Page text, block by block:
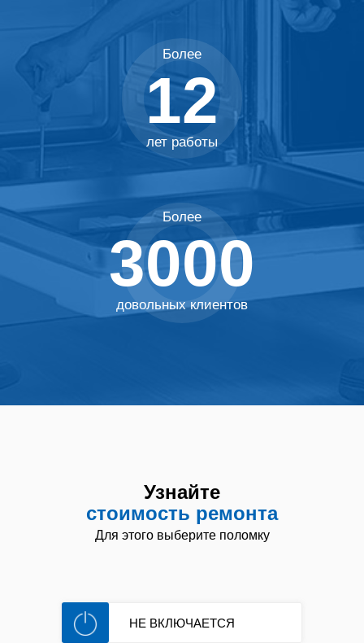
Более
12
лет работы
Более
3000
довольных клиентов
Узнайтестоимость
ремонта
Узнайте
стоимость ремонта
Ремонт посудомоечных машин
Для этого выберите поломку
Ремонт от 700р. Цены ниже
средних на 30%.
НЕ ВКЛЮЧАЕТСЯ